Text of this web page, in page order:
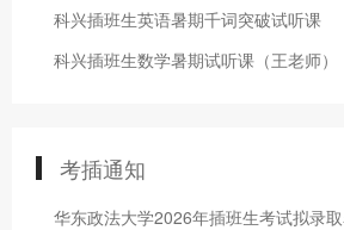
科兴插班生英语暑期千词突破试听课
科兴插班生数学暑期试听课（王老师）
考插通知
华东政法大学2026年插班生考试拟录